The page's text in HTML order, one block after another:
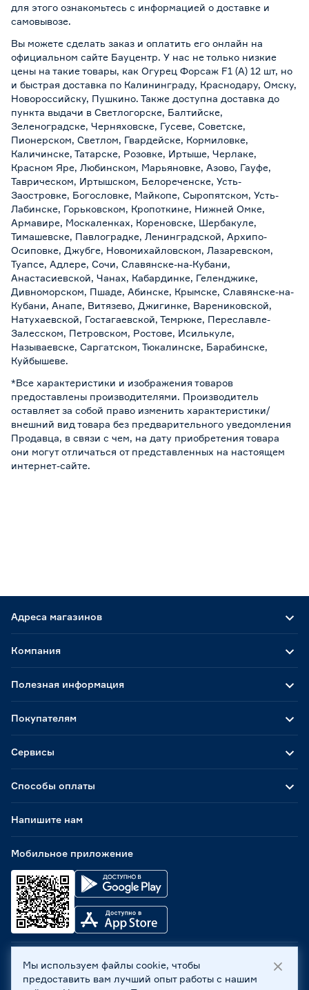
для этого ознакомьтесь с информацией о доставке и
самовывозе.
Вы можете сделать заказ и оплатить его онлайн на
официальном сайте Бауцентр. У нас не только низкие
цены на такие товары, как Огурец Форсаж F1 (А) 12 шт, но
и быстрая доставка по Калининграду, Краснодару, Омску,
Новороссийску, Пушкино. Также доступна доставка до
пункта выдачи в Светлогорске, Балтийске,
Зеленоградске, Черняховске, Гусеве, Советске,
Пионерском, Светлом, Гвардейске, Кормиловке,
Каличинске, Татарске, Розовке, Иртыше, Черлаке,
Красном Яре, Любинском, Марьяновке, Азово, Гауфе,
Таврическом, Иртышском, Белореченске, Усть-
Заостровке, Богословке, Майкопе, Сыропятском, Усть-
Лабинске, Горьковском, Кропоткине, Нижней Омке,
Армавире, Москаленках, Кореновске, Шербакуле,
Тимашевске, Павлоградке, Ленинградской, Архипо-
Осиповке, Джубге, Новомихайловском, Лазаревском,
Туапсе, Адлере, Сочи, Славянске-на-Кубани,
Анастасиевской, Чанах, Кабардинке, Геленджике,
Дивноморском, Пшаде, Абинске, Крымске, Славянске-на-
Кубани, Анапе, Витязево, Джигинке, Варениковской,
Натухаевской, Гостагаевской, Темрюке, Переславле-
Залесском, Петровском, Ростове, Исилькуле,
Называевске, Саргатском, Тюкалинске, Барабинске,
Куйбышеве.
*Все характеристики и изображения товаров
предоставлены производителями. Производитель
оставляет за собой право изменить характеристики/
внешний вид товара без предварительного уведомления
Продавца, в связи с чем, на дату приобретения товара
они могут отличаться от представленных на настоящем
интернет-сайте.
Адреса магазинов
Способы оплаты
Мобильное приложение
Компания
Полезная информация
Покупателям
Сервисы
Напишите нам
ООО «Бауцентр Рус» 2004 -2026, 236029, г. Калининград,
ул. А.Невского, 205. ИНН 7702596813, КПП 390601001 ©
Мы используем файлы cookie, чтобы
предоставить вам лучший опыт работы с нашим